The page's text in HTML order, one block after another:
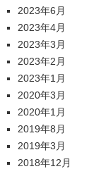
2023年6月
2023年4月
2023年3月
2023年2月
2023年1月
2020年3月
2020年1月
2019年8月
2019年3月
2018年12月